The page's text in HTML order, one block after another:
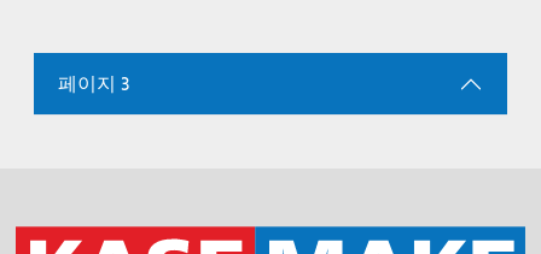
페이지 3